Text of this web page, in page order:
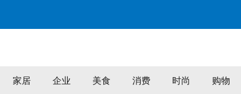
家居 企业 美食 消费 时尚 购物